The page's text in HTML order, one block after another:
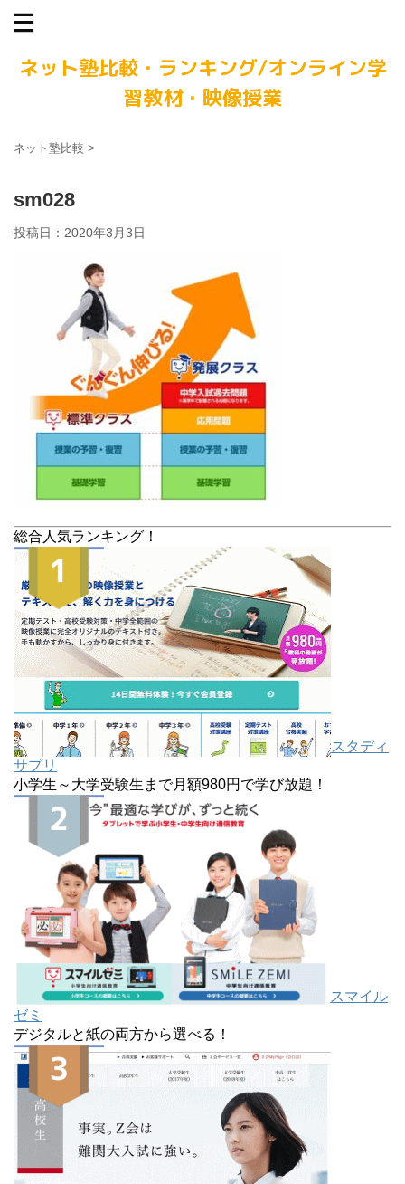
ネット塾比較・ランキング/オンライン学
習教材・映像授業
ネット塾比較 >
sm028
投稿日： 2020年3月3日
総合人気ランキング！
スタディ
サプリ
小学生～大学受験生まで月額980円で学び放題！
スマイル
ゼミ
デジタルと紙の両方から選べる！